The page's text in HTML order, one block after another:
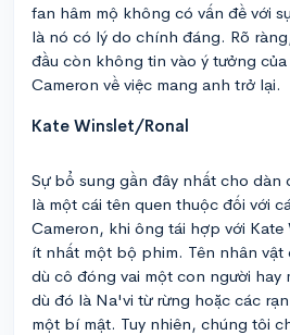
fan hâm mộ không có vấn đề với
là nó có lý do chính đáng. Rõ
đầu còn không tin vào ý tưởng của
Cameron về việc mang anh trở lại.
Kate Winslet/Ronal
Sự bổ sung gần đây nhất cho dàn
là một cái tên quen thuộc đối với
Cameron, khi ông tái hợp với
ít nhất một bộ phim. Tên nhân vật
dù cô đóng vai một con người hay
dù đó là Na'vi từ rừng hoặc các
một bí mật. Tuy nhiên, chúng tôi